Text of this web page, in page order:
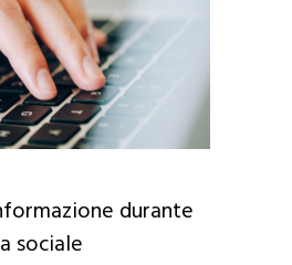
durante
sociale